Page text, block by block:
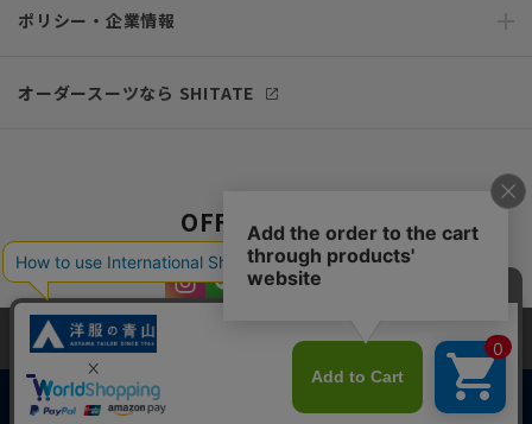
ポリシー・企業情報
オーダースーツなら SHITATE
OFFICIAL SNS
当サイトでは、快適な閲覧体験とコンテンツ改善のためにCookieを使用
しています。閲覧を続けることで、Cookieの使用に同意したものとみな